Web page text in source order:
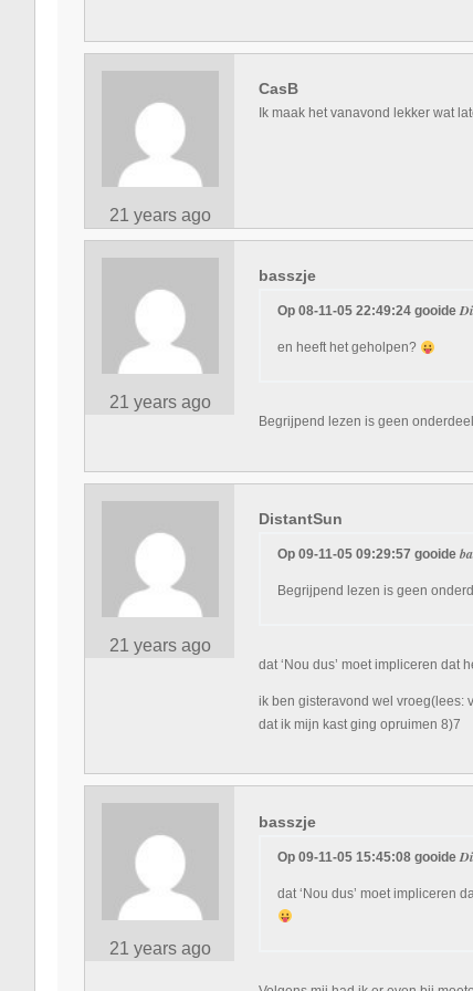
21 years ago
CasB
Ik maak het vanavond lekker wat
21 years ago
basszje
Op 08-11-05 22:49:24 gooide
en heeft het geholpen?
Begrijpend lezen is geen
21 years ago
DistantSun
Op 09-11-05 09:29:57 gooide
Begrijpend lezen is geen
dat ‘Nou dus’ moet impliceren dat
ik ben gisteravond wel vroeg(lees:
dat ik mijn kast ging opruimen 8)7
21 years ago
basszje
Op 09-11-05 15:45:08 gooide
dat ‘Nou dus’ moet impliceren